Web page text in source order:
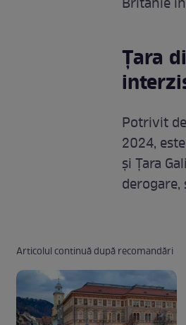
Țara
Potrivit
2024,
și Țara
derogare,
Articolul continuă după recomandări